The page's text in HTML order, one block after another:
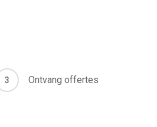
3 Ontvang offertes